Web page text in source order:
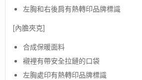
女
防
透
氣
保
左胸和右後肩有熱轉印品牌標識
[內膽夾克]
合成保暖面料
襯裡有帶安全拉鏈的口袋
左胸處印有熱轉印品牌標識